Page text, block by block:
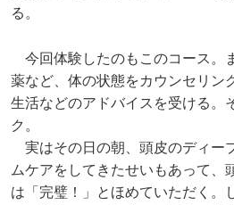
る。
今回体験したのもこのコース。
薬など、体の状態をカウンセリン
生活などのアドバイスを受ける。
ク。
実はその日の朝、頭皮のディー
ムケアをしてきたせいもあって、
は「完璧！」とほめていただく。